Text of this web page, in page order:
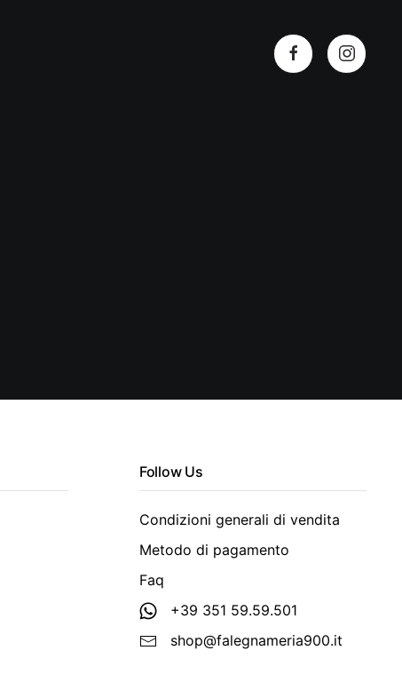
Follow Us
Condizioni generali di vendita
Metodo di pagamento
Faq
+39 351 59.59.501
shop@falegnameria900.it